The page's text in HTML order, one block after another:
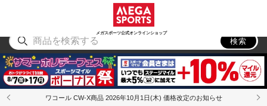
メガスポーツ公式オンラインショップ
アウトドア
検索
ワコール CW-X商品 2026年10月1日(木) 価格改定のお知らせ